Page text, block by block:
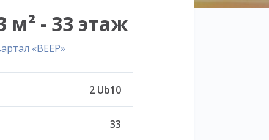
м² - 33 этаж
«ВЕЕР»
2 Ub10
33